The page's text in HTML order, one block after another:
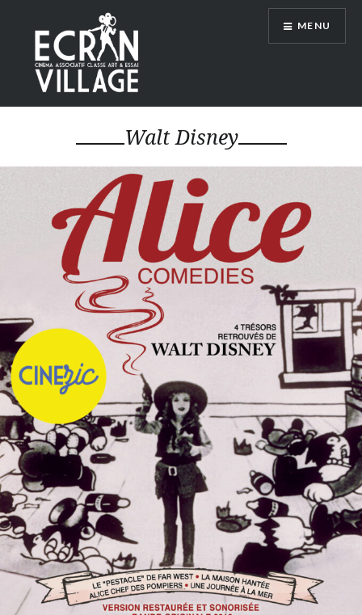
contenu
principal
ÉCRAN VILLAGE
MENU
Walt Disney